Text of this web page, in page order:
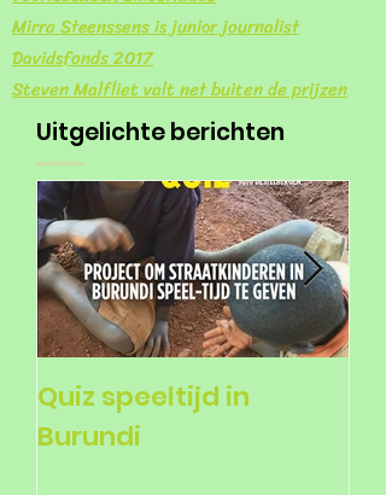
Mirra Steenssens is junior journalist
Davidsfonds 2017
Steven Malfliet valt net buiten de prijzen
Uitgelichte berichten
Quiz speeltijd in
Burundi